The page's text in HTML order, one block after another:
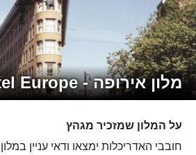
מלון אירופה - Hotel Europe
על המלון שמזכיר מגהץ